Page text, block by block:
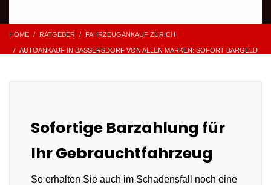
HOME RATGEBER FAHRZEUGANKAUF ZÜRICH
AUTOANKAUF IN BASSERSDORF VON ALLEN MARKEN: SOFORT BARGELD
Sofortige Barzahlung für
Ihr Gebrauchtfahrzeug
So erhalten Sie auch im Schadensfall noch eine